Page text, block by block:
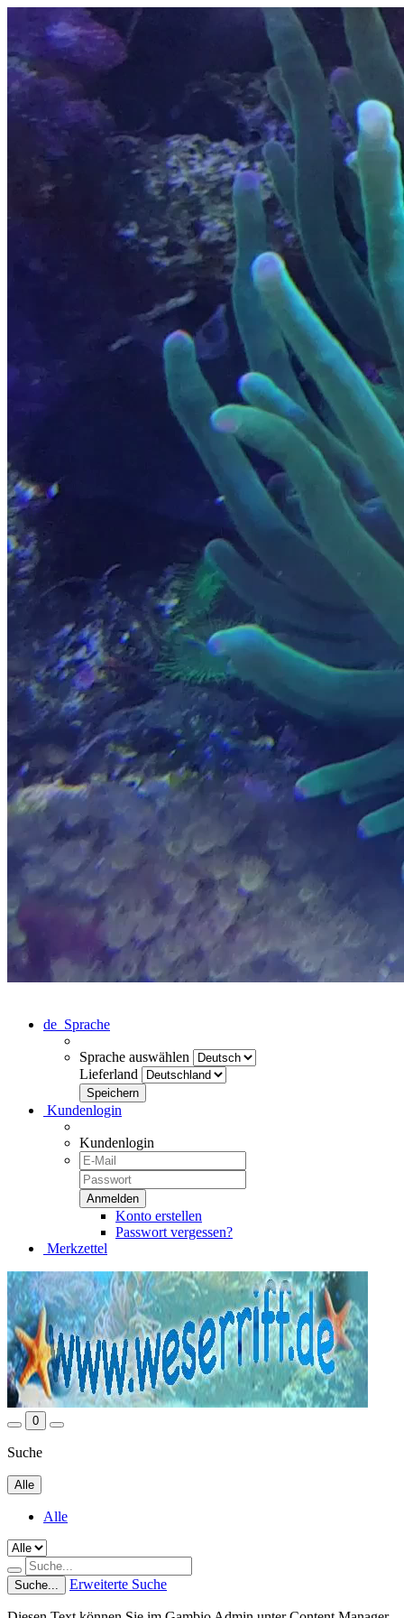
de Sprache
Sprache auswählen
Lieferland
Kundenlogin
Kundenlogin
Konto erstellen
Passwort vergessen?
Merkzettel
0
Suche
Alle
Alle
Suche... Erweiterte Suche